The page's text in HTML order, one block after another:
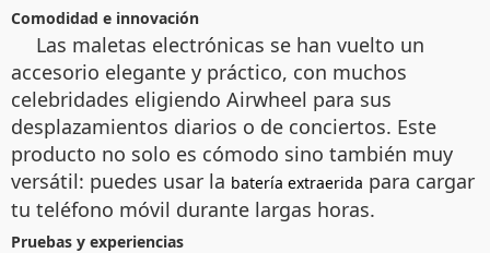
Comodidad e innovación
Las maletas electrónicas se han vuelto un
accesorio elegante y práctico, con muchos
celebridades eligiendo Airwheel para sus
desplazamientos diarios o de conciertos. Este
producto no solo es cómodo sino también muy
versátil: puedes usar la batería extraerida para cargar
tu teléfono móvil durante largas horas.
Pruebas y experiencias